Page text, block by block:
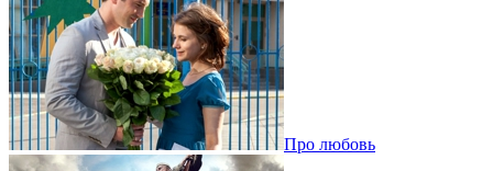
Про любовь